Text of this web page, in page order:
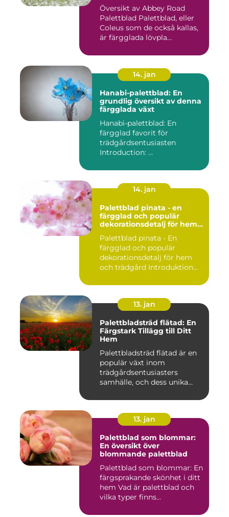
Översikt av Abbey Road
Palettblad Palettblad, eller
Coleus som de också kallas,
är färgglada lövpla...
14. jan
Hanabi-palettblad: En
grundlig översikt av denna
färgglada växt
Hanabi-palettblad: En
färgglad favorit för
trädgårdsentusiasten
Introduction: ...
14. jan
Palettblad pinata - en
färgglad och populär
dekorationsdetalj för hem
Palettblad pinata - En
färgglad och populär
dekorationsdetalj för hem
och trädgård Introduktion
13. jan
Palettbladsträd flätad: En
Färgstark Tillägg till Ditt
Hem
Palettbladsträd flätad är en
populär växt inom
trädgårdsentusiasters
samhälle, och dess unika
13. jan
Palettblad som blommar:
En översikt över
blommande palettblad
Palettblad som blommar: En
färgsprakande skönhet i ditt
hem Vad är palettblad och
vilka typer finns...